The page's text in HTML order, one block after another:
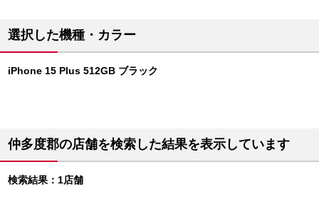
選択した機種・カラー
iPhone 15 Plus 512GB ブラック
仲多度郡の店舗を検索した結果を表示しています
検索結果：1店舗